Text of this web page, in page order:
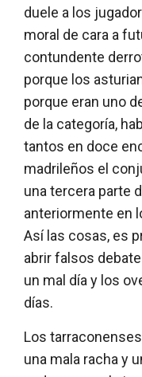
duele a los
moral de cara a
contundente
porque los
porque eran uno
de la categoría,
tantos en doce
madrileños el
una tercera parte
anteriormente en
Así las cosas, es
abrir falsos
un mal día y los
días.
Los
una mala racha y